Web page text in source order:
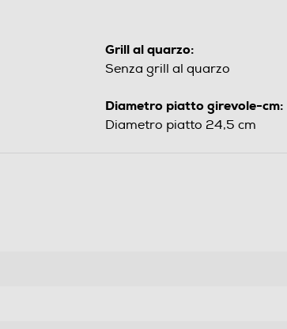
Grill al quarzo:
Senza grill al quarzo
Diametro piatto girevole-cm:
Diametro piatto 24,5 cm